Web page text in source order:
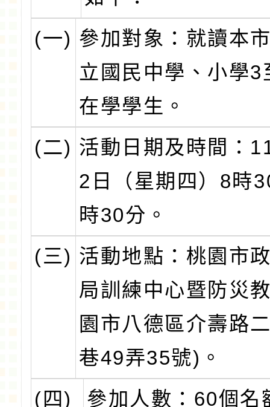
(一) 參加對象：就讀本
立國民中學、小學3
在學學生。
(二) 活動日期及時間：
2日（星期四）8時
時30分。
(三) 活動地點：桃園市
局訓練中心暨防災
園市八德區介壽路
巷49弄35號)。
(四)
參加人數：60個名